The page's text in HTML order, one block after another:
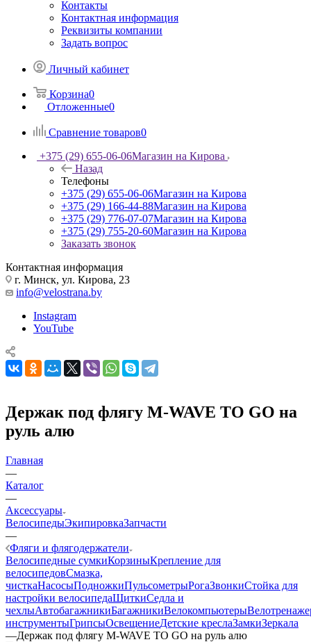
Контакты
Контактная информация
Реквизиты компании
Задать вопрос
Личный кабинет
Корзина0
Отложенные0
Сравнение товаров0
+375 (29) 655-06-06Магазин на Кирова
Назад
Телефоны
+375 (29) 655-06-06Магазин на Кирова
+375 (29) 166-44-88Магазин на Кирова
+375 (29) 776-07-07Магазин на Кирова
+375 (29) 755-20-60Магазин на Кирова
Заказать звонок
Контактная информация
г. Минск, ул. Кирова, 23
info@velostrana.by
Instagram
YouTube
Держак под флягу M-WAVE TO GO на
руль алю
Главная
—
Каталог
—
Аксессуары
ВелосипедыЭкипировкаЗапчасти
—
Фляги и флягодержатели
Велосипедные сумкиКорзиныКрепление для
велосипедовСмазка,
чисткаНасосыПодножкиПульсометрыРогаЗвонкиСтойка для
настройки велосипедаЩиткиСедла и
чехлыАвтобагажникиБагажникиВелокомпьютеры
инструментыГрипсыОсвещениеДетские креслаЗамкиЗеркала
—Держак под флягу M-WAVE TO GO на руль алю